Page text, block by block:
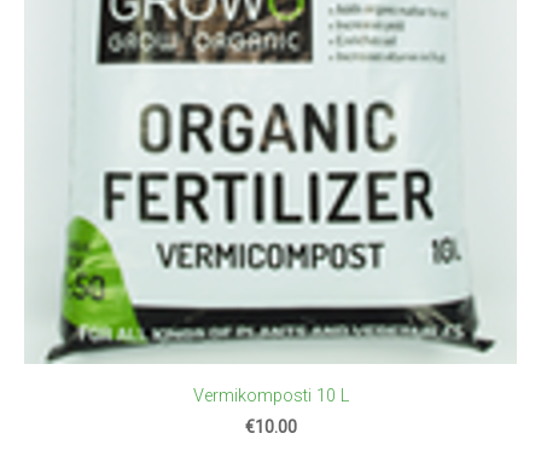
Vermikomposti 10 L
€10.00